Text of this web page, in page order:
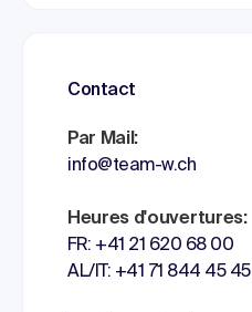
Contact
Par Mail:
info@team-w.ch
Heures d'ouvertures:
FR: +41 21 620 68 00
AL/IT: +41 71 844 45 45